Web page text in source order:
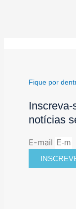
Fique por
notícias
E-mail